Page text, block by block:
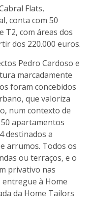
Flats,
conta com 50
T2, com áreas dos
dos 220.000 euros.
Pedro Cardoso e
marcadamente
foram concebidos
que valoriza
num contexto de
apartamentos
destinados a
arrumos. Todos os
ou terraços, e o
privativo nas
entregue à Home
da Home Tailors